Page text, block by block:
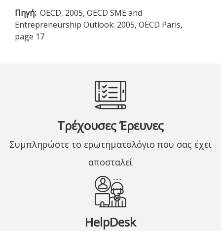
Πηγή OECD, 2005, OECD SME and
Entrepreneurship Outlook: 2005, OECD Paris,
page 17
Τρέχουσες Έρευνες
Συμπληρώστε το ερωτηματολόγιο που σας έχει
αποσταλεί
HelpDesk